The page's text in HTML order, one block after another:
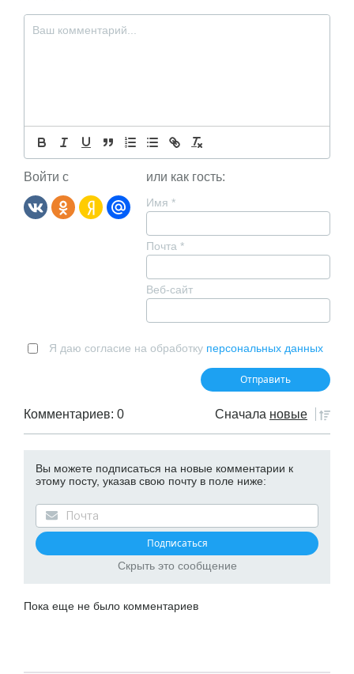
Войти с или как гость:
Имя *
Почта *
Веб-сайт
Я даю согласие на обработку персональных данных
Комментариев: 0 Сначала новые
Вы можете подписаться на новые комментарии к
этому посту, указав свою почту в поле ниже:
Скрыть это сообщение
Пока еще не было комментариев